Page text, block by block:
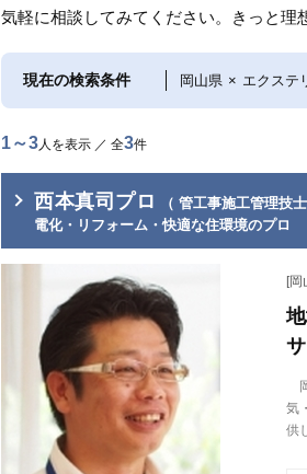
気軽に相談してみてください。きっと理
現在の検索条件 岡山県 × エクステ
1～3人を表示 ／ 全3件
西本真司プロ
（ 管工事施工管理技士
電化・リフォーム・快適な住環境のプロ
[
気
供